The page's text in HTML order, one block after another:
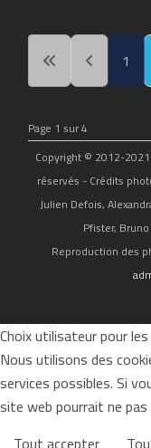
1
Page 1 sur 4
Copyright © 2012-
réservés - Crédits
Julien Defois,
Pfister,
Reproduction des
Choix utilisateur pour
Nous utilisons des
services possibles. Si
site web pourrait ne